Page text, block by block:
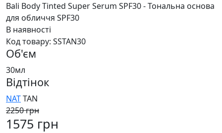
Bali Body Tinted Super Serum SPF30 - Тональна основа
для обличчя SPF30
В наявності
Код товару: SSTAN30
Об'єм
30мл
Відтінок
NATTAN
2250 грн
1575 грн